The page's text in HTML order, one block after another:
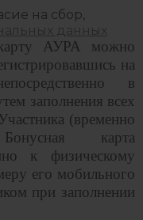
АУРА можно
на
в
заполнения всех
(временно
карта
к физическому
его мобильного
при заполнении
на сбор,